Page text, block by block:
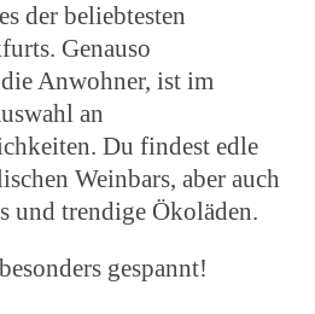
der beliebtesten
Genauso
Anwohner, ist im
an
Du findest edle
Weinbars, aber auch
und trendige Ökoläden.
gespannt!